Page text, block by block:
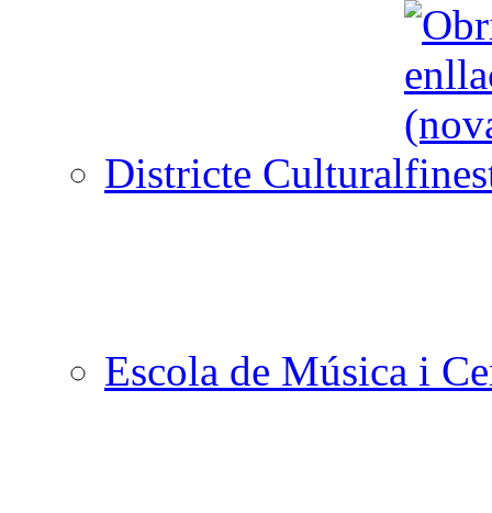
Districte Cultural
Escola de Música i